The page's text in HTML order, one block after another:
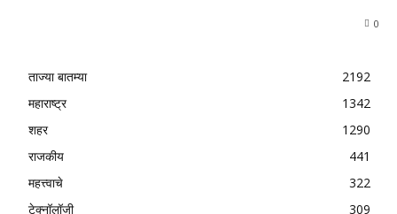
0
ताज्या बातम्या
2192
महाराष्ट्र
1342
शहर
1290
राजकीय
441
महत्त्वाचे
322
टेक्नॉलॉजी
309